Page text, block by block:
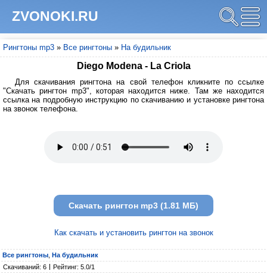
ZVONOKI.RU
Рингтоны mp3 » Все рингтоны » На будильник
Diego Modena - La Criola
Для скачивания рингтона на свой телефон кликните по ссылке
"Скачать рингтон mp3", которая находится ниже. Там же находится
ссылка на подробную инструкцию по скачиванию и установке рингтона
на звонок телефона.
Скачать рингтон mp3 (1.81 МБ)
Как скачать и установить рингтон на звонок
Все рингтоны На будильник
Скачиваний: 6
Рейтинг: 5.0/1